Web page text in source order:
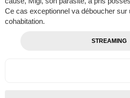
Ce cas exceptionnel va déboucher sur
cohabitation.
STREAMING